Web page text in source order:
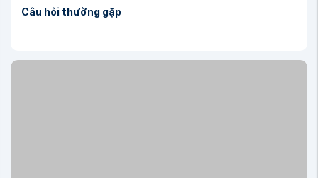
Câu hỏi thường gặp